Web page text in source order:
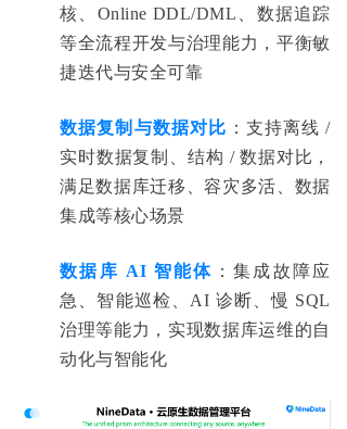
核、Online DDL/DML、数据追踪
等全流程开发与治理能力，平衡敏
捷迭代与安全可靠
数据复制与数据对比 ：支持离线 /
实时数据复制、结构 / 数据对比，
满足数据库迁移、容灾多活、数据
集成等核心场景
数据库 AI 智能体 ：集成故障应
急、智能巡检、AI 诊断、慢 SQL
治理等能力，实现数据库运维的自
动化与智能化